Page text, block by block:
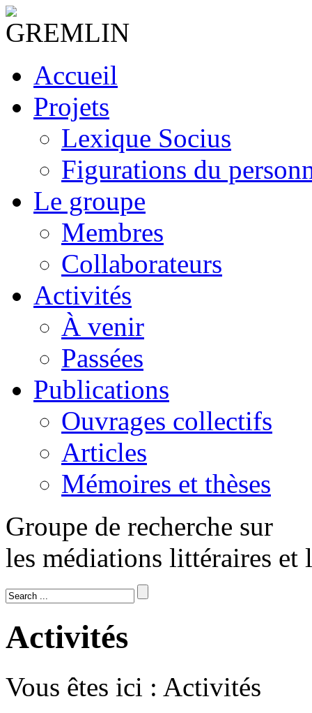
Accueil
Projets
Lexique Socius
Figurations du
Le groupe
Membres
Collaborateurs
Activités
À venir
Passées
Publications
Ouvrages collectifs
Articles
Mémoires et thèses
Groupe de recherche sur
les médiations littéraires et
Activités
Vous êtes ici : Activités